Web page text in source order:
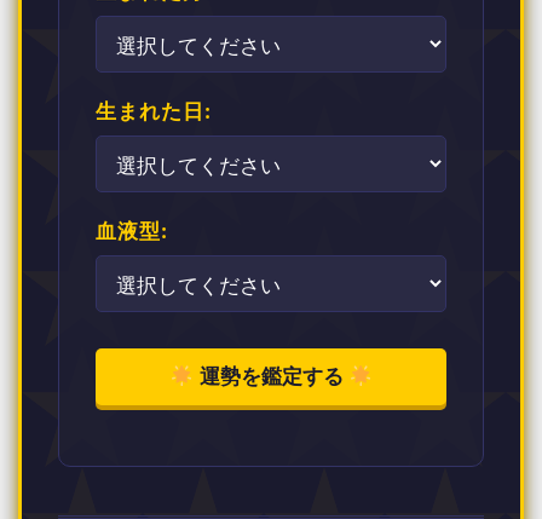
生まれた日:
血液型:
運勢を鑑定する